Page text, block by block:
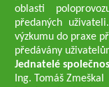
oblasti
předaných
výzkumu do praxe
předávány
Jednatelé
Ing. Tomáš Zmeškal